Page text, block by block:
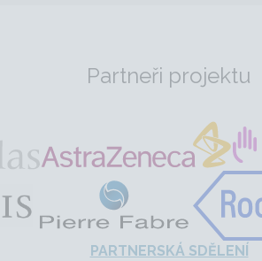
Partneři projektu
PARTNERSKÁ SDĚLENÍ